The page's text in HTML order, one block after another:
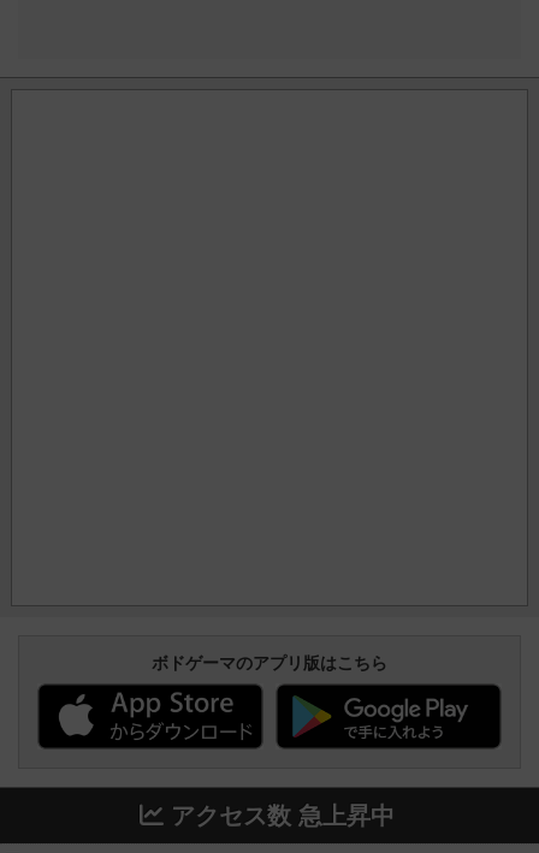
ボドゲーマのアプリ版はこちら
アクセス数 急上昇中